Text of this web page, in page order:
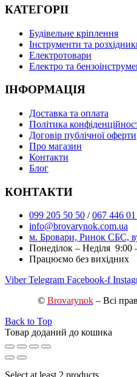
КАТЕГОРІІ
Будівельне кріплення
Інструменти та
Електротовари
Електро та
ІНФОРМАЦІЯ
Доставка та оплата
Політика
Договір публічної оферти
Про магазин
Контакти
Блог
КОНТАКТИ
099 205 50 50 /067 446
info@brovarynok.com.ua
м. Бровари, Ринок СБС,
Понеділок – Неділя 9:00
Працюємо без вихідних
Viber Telegram Facebook-f
© Brovarynok– Всі
Back to Top
Товар доданий до кошика